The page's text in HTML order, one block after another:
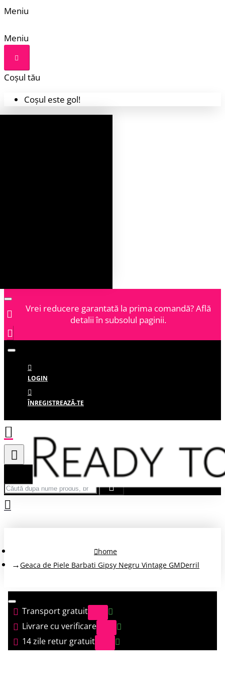
Meniu
Meniu
Coșul tău
Coșul este gol!
Vrei reducere garantată la prima comandă? Află
detalii în subsolul paginii.
LOGIN
ÎNREGISTREAZĂ-TE
Căută după nume produs, brand...
home
Geaca de Piele Barbati Gipsy Negru Vintage GMDerril
Transport gratuit
Livrare cu verificare
14 zile retur gratuit